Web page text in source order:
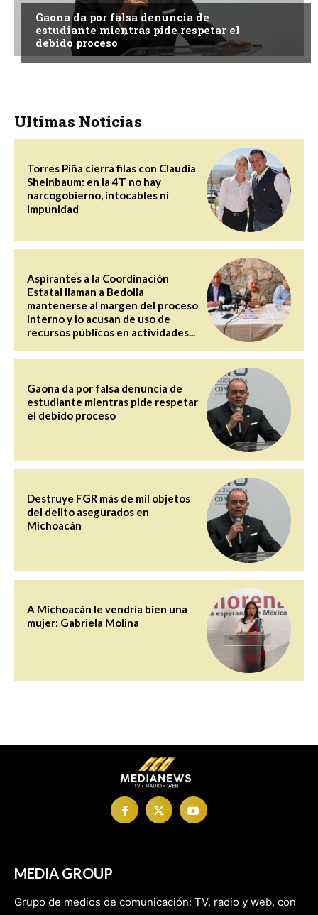
Gaona da por falsa denuncia de
estudiante mientras pide respetar el
debido proceso
Ultimas Noticias
Torres Piña cierra filas con Claudia
Sheinbaum: en la 4T no hay
narcogobierno, intocables ni
impunidad
Aspirantes a la Coordinación
Estatal llaman a Bedolla
mantenerse al margen del proceso
interno y lo acusan de uso de
recursos públicos en actividades...
Gaona da por falsa denuncia de
estudiante mientras pide respetar
el debido proceso
Destruye FGR más de mil objetos
del delito asegurados en
Michoacán
A Michoacán le vendría bien una
mujer: Gabriela Molina
MEDIA GROUP
Grupo de medios de comunicación: TV, radio y web, con